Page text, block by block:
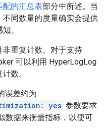
配的汇总表部分中所述。当
同数量的度量确实会提供
。
非重复计数。对于支持
可以利用 HyperLogLog
数。
误差约为
yes 参数要求
数据来衡量指标，以便可